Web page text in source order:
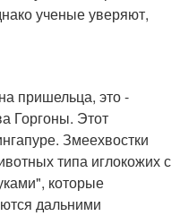
ученые уверяют,
пришельца, это -
Горгоны. Этот
Змеехвостки
типа иглокожих с
которые
дальними